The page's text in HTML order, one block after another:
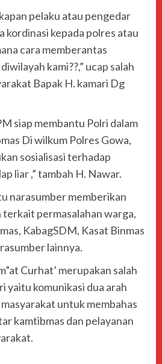
pelaku atau pengedar
kordinasi kepada polres atau
cara memberantas
kami??,” ucap salah
Bapak H. kamari Dg
siap membantu Polri dalam
Di wilkum Polres Gowa,
sosialisasi terhadap
liar ,” tambah H. Nawar.
narasumber memberikan
terkait permasalahan warga,
KabagSDM, Kasat Binmas
lainnya.
Curhat’ merupakan salah
yaitu komunikasi dua arah
untuk membahas
kamtibmas dan pelayanan